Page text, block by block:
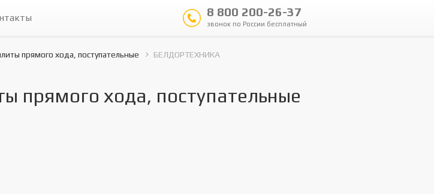
8 800 200-26-37
звонок по России бесплатный
прямого хода, поступательные БЕЛДОРТЕХНИКА
хода, поступательные